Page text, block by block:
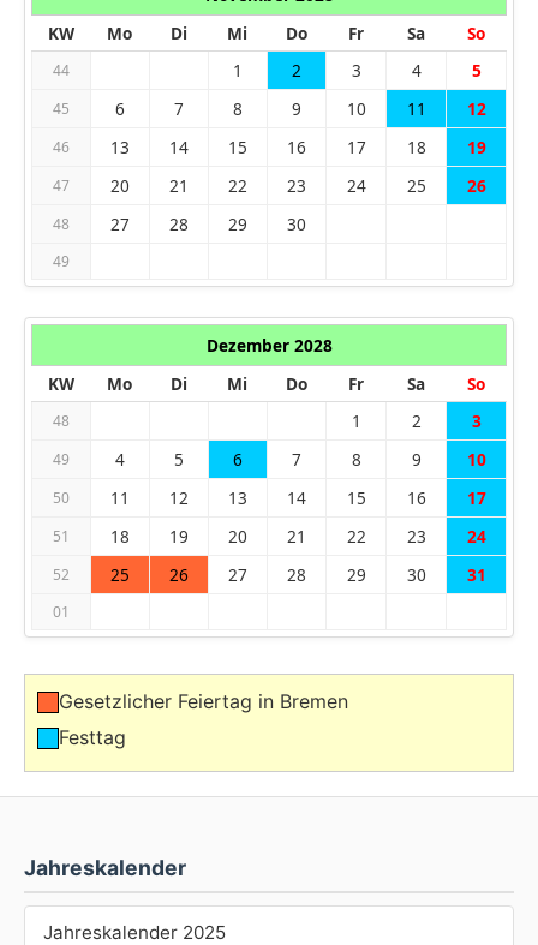
Jahreskalender
Jahreskalender 2025
KW
Mo Di Mi Do Fr Sa So
44 1 2 3 4 5
45 6 7 8 9 10 11 12
46 13 14 15 16 17 18 19
47 20 21 22 23 24 25 26
48 27 28 29 30
49
Dezember 2028
KW
Mo Di Mi Do Fr Sa So
48 1 2 3
49 4 5 6 7 8 9 10
50 11 12 13 14 15 16 17
51 18 19 20 21 22 23 24
52 25 26 27 28 29 30 31
01
Gesetzlicher Feiertag in Bremen
Festtag